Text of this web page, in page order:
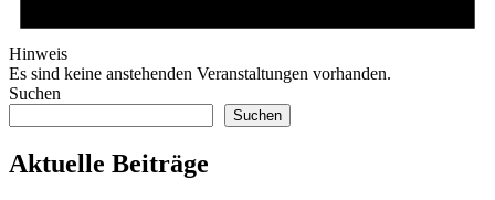
Hinweis
Es sind keine anstehenden Veranstaltungen vorhanden.
Suchen
Suchen
Aktuelle Beiträge